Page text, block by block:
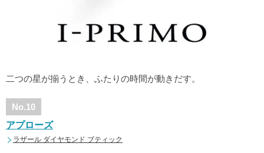
二つの星が揃うとき、ふたりの時間が動きだす。
No.10
アプローズ
ラザール ダイヤモンド ブティック